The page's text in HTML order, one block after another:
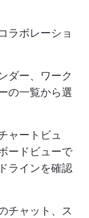
ラボレーショ
ダー、ワーク
の一覧から選
ャートビュ
ードビューで
ラインを確認
チャット、ス